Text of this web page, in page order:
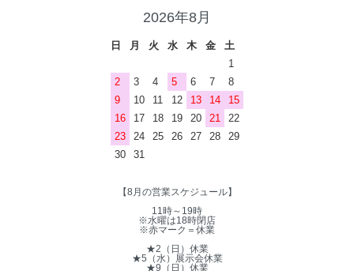
2026年8月
日 月 火 水 木 金
土
1
2
3 4 5 6 7
8
9
10 11 12 13 14
15
16
17 18 19 20 21
22
23
24 25 26 27 28
29
30
31
【8月の営業スケジュール】
11時～19時
※水曜は18時閉店
※赤マーク＝休業
★2（日）休業
★5（水）展示会休業
★9（日）休業